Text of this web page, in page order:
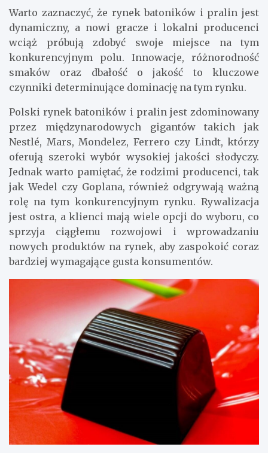
Warto zaznaczyć, że rynek batoników i pralin jest
dynamiczny, a nowi gracze i lokalni producenci
wciąż próbują zdobyć swoje miejsce na tym
konkurencyjnym polu. Innowacje, różnorodność
smaków oraz dbałość o jakość to kluczowe
czynniki determinujące dominację na tym rynku.
Polski rynek batoników i pralin jest zdominowany
przez międzynarodowych gigantów takich jak
Nestlé, Mars, Mondelez, Ferrero czy Lindt, którzy
oferują szeroki wybór wysokiej jakości słodyczy.
Jednak warto pamiętać, że rodzimi producenci, tak
jak Wedel czy Goplana, również odgrywają ważną
rolę na tym konkurencyjnym rynku. Rywalizacja
jest ostra, a klienci mają wiele opcji do wyboru, co
sprzyja ciągłemu rozwojowi i wprowadzaniu
nowych produktów na rynek, aby zaspokoić coraz
bardziej wymagające gusta konsumentów.